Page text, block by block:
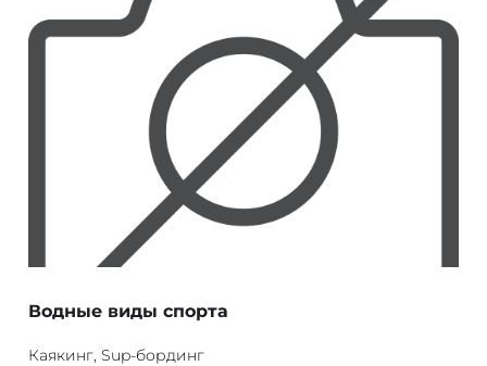
Водные виды спорта
Каякинг, Sup-бординг